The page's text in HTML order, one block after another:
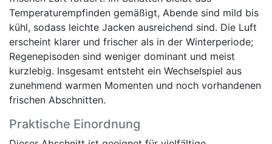
Temperaturempfinden gemäßigt, Abende sind mild bis
kühl, sodass leichte Jacken ausreichend sind. Die Luft
erscheint klarer und frischer als in der Winterperiode;
Regenepisoden sind weniger dominant und meist
kurzlebig. Insgesamt entsteht ein Wechselspiel aus
zunehmend warmen Momenten und noch vorhandenen
frischen Abschnitten.
Praktische Einordnung